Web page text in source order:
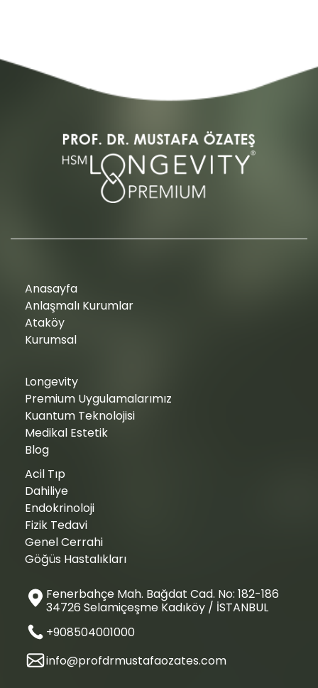
Anasayfa
Anlaşmalı Kurumlar
Ataköy
Kurumsal
Longevity
Premium Uygulamalarımız
Kuantum Teknolojisi
Medikal Estetik
Blog
Acil Tıp
Dahiliye
Endokrinoloji
Fizik Tedavi
Genel Cerrahi
Göğüs Hastalıkları
Fenerbahçe Mah. Bağdat Cad. No: 182-186
34726 Selamiçeşme Kadıköy / İSTANBUL
+908504001000
info@profdrmustafaozates.com